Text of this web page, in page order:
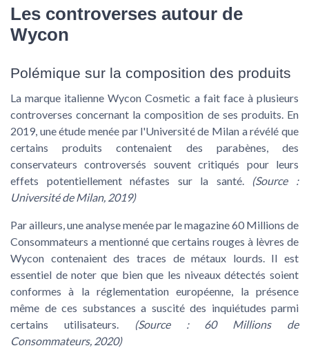
Les controverses autour de
Wycon
Polémique sur la composition des produits
La marque italienneWycon Cosmetic a fait face à plusieurs
controverses concernant la composition de ses produits. En
2019, une étude menée par l'Université de Milan a révélé que
certains produits contenaient des parabènes, des
conservateurs controversés souvent critiqués pour leurs
effets potentiellement néfastes sur la santé. (Source :
Université de Milan, 2019)
Par ailleurs, une analyse menée par le magazine60 Millions de
Consommateurs a mentionné que certains rouges à lèvres de
Wycon contenaient des traces de métaux lourds. Il est
essentiel de noter que bien que les niveaux détectés soient
conformes à la réglementation européenne, la présence
même de ces substances a suscité des inquiétudes parmi
certains utilisateurs.
(Source : 60 Millions de
Consommateurs, 2020)